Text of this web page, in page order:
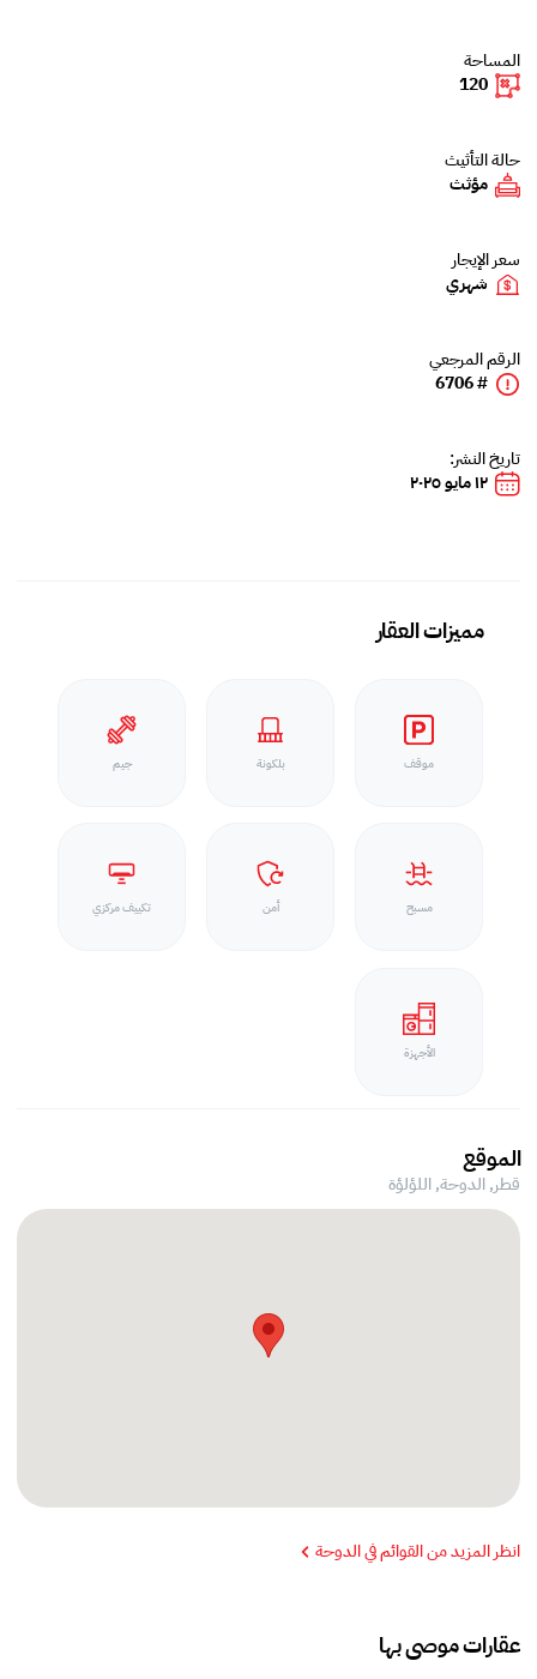
المساحة
120
حالة التأثيث
مؤثث
سعر الإيجار
شهري
الرقم المرجعي
# 6706
تاريخ النشر:
١٢ مايو ٢٠٢٥
مميزات العقار
موقف بلكونة جيم
مسبح أمن تكييف مركزي
الأجهزة
الموقع
قطر, الدوحة,اللؤلؤة
انظر المزيد من القوائم في الدوحة
عقارات موصى بها